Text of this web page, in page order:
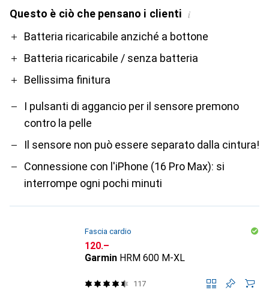
Questo è ciò che pensano i clienti i
ProBatteria ricaricabile anziché a bottone
Batteria ricaricabile / senza batteria
Bellissima finitura
Contro
I pulsanti di aggancio per il sensore premono
contro la pelle
Il sensore non può essere separato dalla cintura!
Connessione con l'iPhone (16 Pro Max): si
interrompe ogni pochi minuti
Fascia cardio
CHF
120.–
Garmin HRM 600 M-XL
117